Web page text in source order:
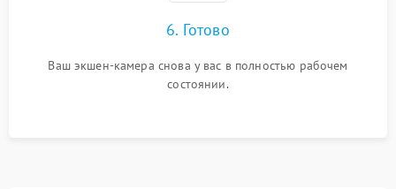
6. Готово
Ваш экшен-камера снова у вас в полностью рабочем
состоянии.